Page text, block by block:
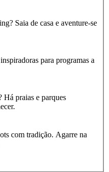
Saia de casa e aventure-se
para programas a
Há praias e parques
com tradição. Agarre na